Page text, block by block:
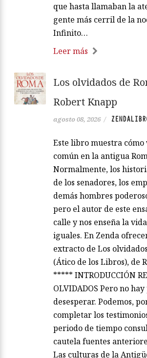
que hasta llamaban la
gente más cerril de la
Infinito…
Leer más
Los olvidados de
Robert Knapp
agosto 08, 2026 /
Este libro muestra
común en la antigua
Normalmente, los
de los senadores, los
demás hombres
pero el autor de este
calle y nos enseña la
iguales. En Zenda
extracto de Los
(Ático de los Libros), de
***** INTRODUCCIÓN
OLVIDADOS Pero no
desesperar. Podemos,
completar los
periodo de tiempo
cautela fuentes
Las culturas de la